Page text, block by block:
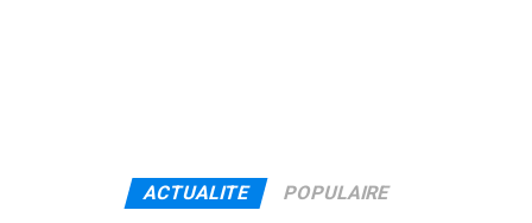
ACTUALITE POPULAIRE